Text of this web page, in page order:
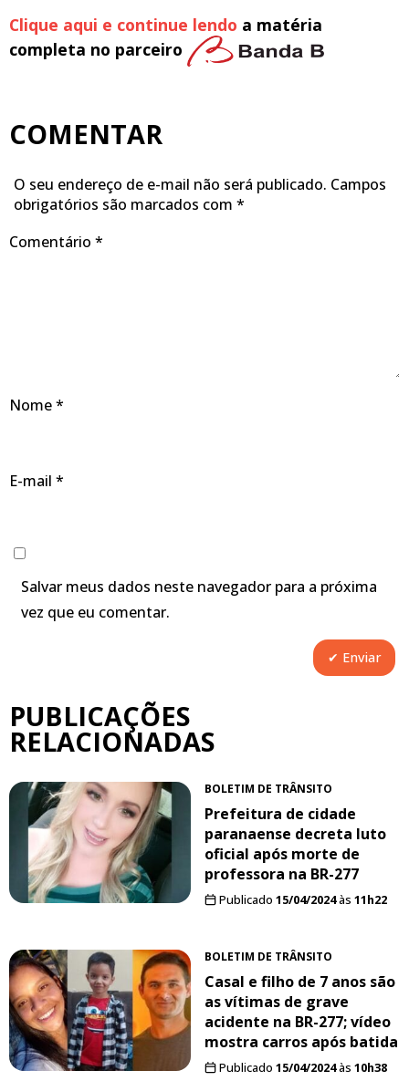
Clique aqui e continue lendo a matéria
completa no parceiro
COMENTAR
O seu endereço de e-mail não será publicado. Campos
obrigatórios são marcados com *
Comentário *
Nome*
E-mail *
Salvar meus dados neste navegador para a próxima
vez que eu comentar.
PUBLICAÇÕES
RELACIONADAS
BOLETIM DE TRÂNSITO
Prefeitura de cidade
paranaense decreta luto
oficial após morte de
professora na BR-277
Publicado 15/04/2024às 11h22
BOLETIM DE TRÂNSITO
Casal e filho de 7 anos são
as vítimas de grave
acidente na BR-277; vídeo
mostra carros após batida
Publicado 15/04/2024às 10h38